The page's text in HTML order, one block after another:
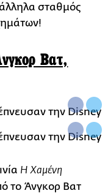
σταθμός
Βατ,
Η Χαμένη
το Άνγκορ Βατ